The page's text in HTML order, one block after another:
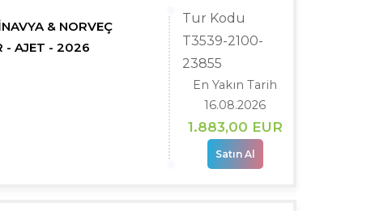
& NORVEÇ
- AJET - 2026
Tur Kodu
T3539-2100-
23855
En Yakın Tarih
16.08.2026
1.883,00 EUR
Satın Al